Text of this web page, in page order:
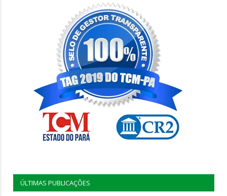
ÚLTIMAS PUBLICAÇÕES